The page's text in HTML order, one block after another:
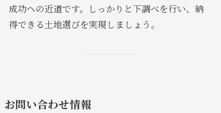
成功への近道です。しっかりと下調べを行い、納
得できる土地選びを実現しましょう。
お問い合わせ情報